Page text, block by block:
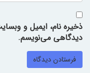
ذخیره نام، ایمیل و
دیدگاهی می‌نویسم.